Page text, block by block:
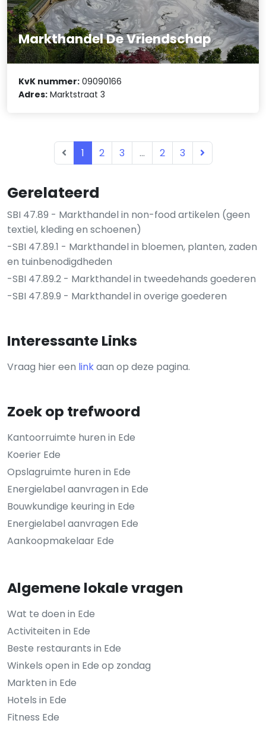
Gerelateerd
SBI 47.89 - Markthandel in non-food artikelen (geen
textiel, kleding en schoenen)
-SBI 47.89.1 - Markthandel in bloemen, planten, zaden
en tuinbenodigdheden
-SBI 47.89.2 - Markthandel in tweedehands goederen
-SBI 47.89.9 - Markthandel in overige goederen
Interessante Links
Vraag hier een linkaan op deze pagina.
Zoek op trefwoord
Kantoorruimte huren in Ede
Koerier Ede
Opslagruimte huren in Ede
Energielabel aanvragen in Ede
Bouwkundige keuring in Ede
Energielabel aanvragen Ede
Aankoopmakelaar Ede
Algemene lokale vragen
Wat te doen in Ede
Activiteiten in Ede
Beste restaurants in Ede
Winkels open in Ede op zondag
Markten in Ede
Hotels in Ede
Fitness Ede
Markthandel De Vriendschap
KvK nummer: 09090166
Adres: Marktstraat 3
1 2 3 ... 2 3